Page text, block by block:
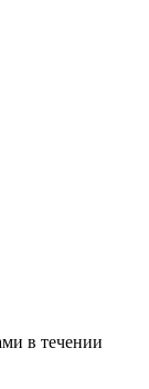
в течении